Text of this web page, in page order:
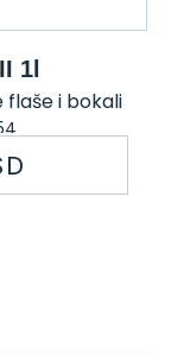
1l
i bokali